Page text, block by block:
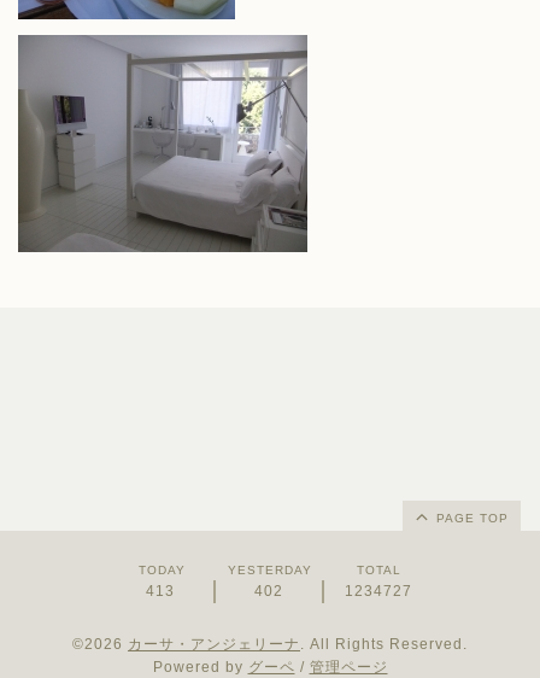
PAGE TOP
TODAY
413
YESTERDAY
402
TOTAL
1234727
©2026 カーサ・アンジェリーナ . All Rights Reserved.
Powered by グーペ / 管理ページ